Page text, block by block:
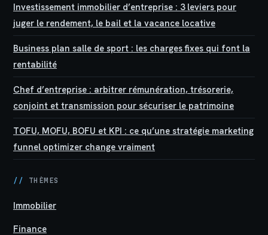
Investissement immobilier d’entreprise : 3 leviers pour
juger le rendement, le bail et la vacance locative
Business plan salle de sport : les charges fixes qui font la
rentabilité
Chef d’entreprise : arbitrer rémunération, trésorerie,
conjoint et transmission pour sécuriser le patrimoine
TOFU, MOFU, BOFU et KPI : ce qu’une stratégie marketing
funnel optimizer change vraiment
// THÈMES
Immobilier
Finance